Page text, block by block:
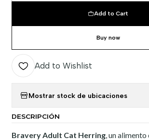
Add to Cart
Buy now
Add to Wishlist
Mostrar stock de ubicaciones
DESCRIPCIÓN
Bravery Adult Cat Herring, un